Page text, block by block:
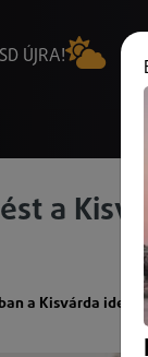
ÚJRA!
a
a Kisvárda